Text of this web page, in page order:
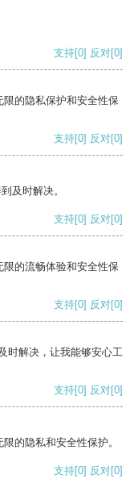
支持[0] 反对[0]
的隐私保护和安全性保
支持[0] 反对[0]
及时解决。
支持[0] 反对[0]
的流畅体验和安全性保
支持[0] 反对[0]
时解决，让我能够安心工
支持[0] 反对[0]
的隐私和安全性保护。
支持[0] 反对[0]